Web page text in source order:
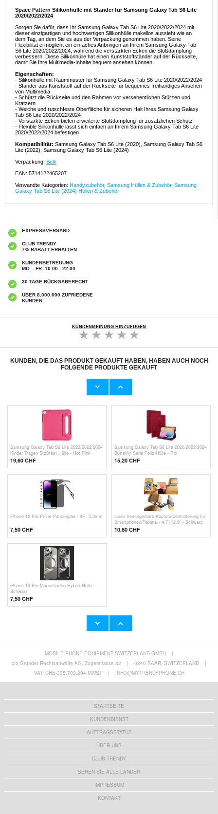
Space Pattern Silikonhülle mit Ständer für Samsung Galaxy Tab S6 Lite
2020/2022/2024
Sorgen Sie dafür, dass Ihr Samsung Galaxy Tab S6 Lite 2020/2022/2024 mit
dieser einzigartigen und hochwertigen Silikonhülle makellos aussieht wie an
dem Tag, an dem Sie es aus der Verpackung genommen haben. Seine
Flexibilität ermöglicht ein einfaches Anbringen an Ihrem Samsung Galaxy Tab
S6 Lite 2020/2022/2024, während die verstärkten Ecken die Stoßdämpfung
verbessern. Diese Silikonhülle hat einen Kunststoffständer auf der Rückseite,
damit Sie Ihre Multimedia-Inhalte bequem ansehen können.
Eigenschaften:
- Silikonhülle mit Raummuster für Samsung Galaxy Tab S6 Lite 2020/2022/2024
- Ständer aus Kunststoff auf der Rückseite für bequemes freihändiges Ansehen
von Multimedia
- Schützt die Rückseite und den Rahmen vor versehentlichen Stürzen und
Kratzern
- Weiche und rutschfeste Oberfläche für sicheren Halt Ihres Samsung Galaxy
Tab S6 Lite 2020/2022/2024
- Verstärkte Ecken bieten erweiterte Stoßdämpfung für zusätzlichen Schutz
- Flexible Silikonhülle lässt sich einfach an Ihrem Samsung Galaxy Tab S6 Lite
2020/2022/2024 befestigen
Kompatibilität: Samsung Galaxy Tab S6 Lite (2020), Samsung Galaxy Tab S6
Lite (2022), Samsung Galaxy Tab S6 Lite (2024)
Verpackung: Bulk
EAN: 5714122465207
Verwandte Kategorien: Handyzubehör, Samsung Hüllen & Zubehör, Samsung
Galaxy Tab S6 Lite (2024) Hüllen & Zubehör
EXPRESSVERSAND
CLUB TRENDY
7% RABATT ERHALTEN
KUNDENBETREUUNG
MO. - FR. 10:00 - 22:00
30 TAGE RÜCKGABERECHT
ÜBER 8.000.000 ZUFRIEDENE
KUNDEN
KUNDENMEINUNG HINZUFÜGEN
KUNDEN, DIE DAS PRODUKT GEKAUFT HABEN, HABEN AUCH NOCH
FOLGENDE PRODUKTE GEKAUFT
Samsung Galaxy Tab S6 Lite 2020/2022/2024
Samsung Galaxy Tab S6 Lite/S6 Lite
Samsung Galaxy Tab S6 Lite 2020/2022/2024
Kinder Tragen Stoßfest Hülle - Hot Pink
19,60 CHF
Samsung Galaxy Tab S6 Lite 2020/2022/2024
Butterfly Serie Folio-Hülle - Rot
15,20 CHF
iPhone 16 Pro Privat Panzerglas - 9H, 0.3mm
7,50 CHF
Lisen Verlängerbare Kopfstützenhalterung für
Smartphones/Tablets - 4.7"-12.9" - Schwarz
10,80 CHF
iPhone 14 Pro Magnetische Hybrid Hülle -
Schwarz
7,50 CHF
MOBILE-PHONE EQUIPMENT SWITZERLAND GMBH
|
c/o Grunder Rechtsanwälte AG, Zugerstrasse 32
| 6340 BAAR, SWITZERLAND
|
VAT: CHE-335.703.204 MWST
| INFO@MYTRENDYPHONE.CH
STARTSEITE
KUNDENDIENST
AUFTRAGSSTATUS
ÜBER UNS
CLUB TRENDY
SEHEN SIE ALLE LÄNDER
IMPRESSUM
KONTAKT